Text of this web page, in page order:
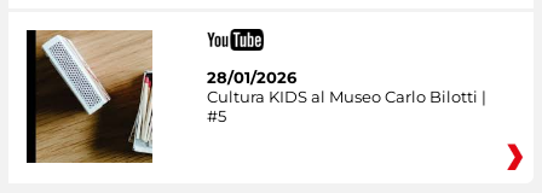
28/01/2026
Cultura KIDS al Museo Carlo Bilotti |
#5